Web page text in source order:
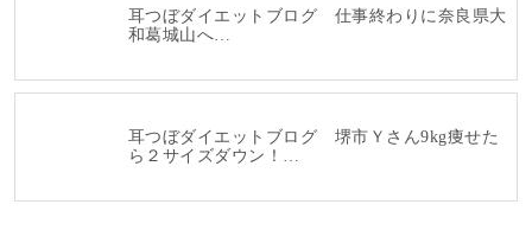
耳つぼダイエットブログ 仕事終わりに奈良県大
和葛城山へ…
耳つぼダイエットブログ 堺市Ｙさん9kg痩せた
ら２サイズダウン！…